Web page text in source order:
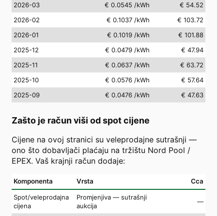
2026-03
€ 0.0545 /kWh
€ 54.52
2026-02
€ 0.1037 /kWh
€ 103.72
2026-01
€ 0.1019 /kWh
€ 101.88
2025-12
€ 0.0479 /kWh
€ 47.94
2025-11
€ 0.0637 /kWh
€ 63.72
2025-10
€ 0.0576 /kWh
€ 57.64
2025-09
€ 0.0476 /kWh € 47.63
Zašto je račun viši od spot cijene
Cijene na ovoj stranici su veleprodajne sutrašnji —
ono što dobavljači plaćaju na tržištu Nord Pool /
EPEX. Vaš krajnji račun dodaje:
Komponenta Vrsta Cca
Spot/veleprodajna
cijena
Promjenjiva — sutrašnji
aukcija
—